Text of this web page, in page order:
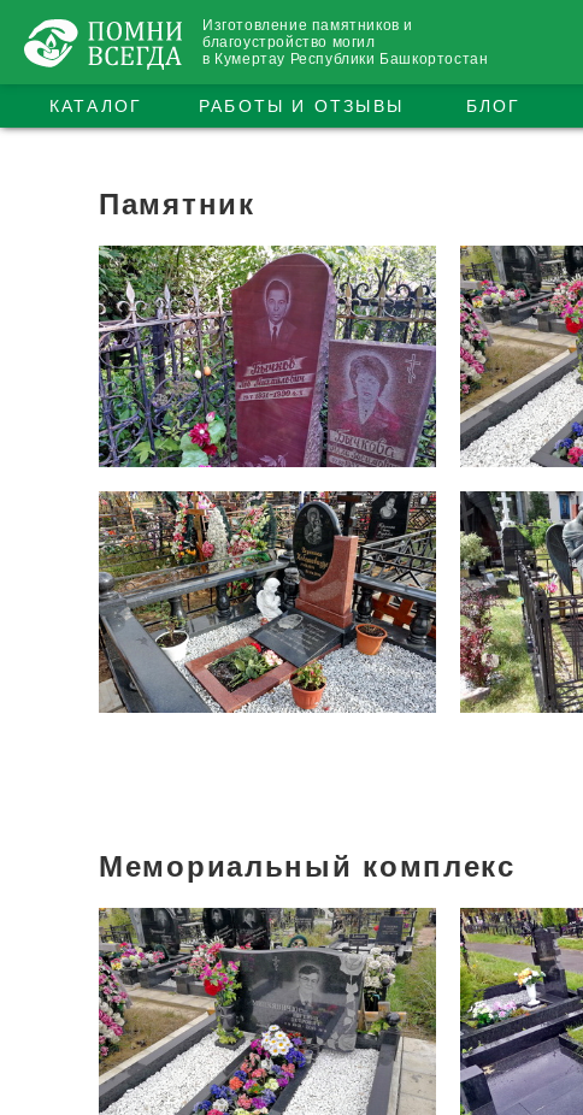
Изготовление памятников и
благоустройство могил
в Кумертау Республики Башкортостан
КАТАЛОГ РАБОТЫ И ОТЗЫВЫ БЛОГ
Памятник
Мемориальный комплекс